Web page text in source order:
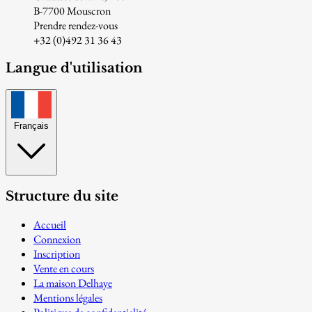
B-7700 Mouscron
Prendre rendez-vous
+32 (0)492 31 36 43
Langue d'utilisation
Français
Structure du site
Accueil
Connexion
Inscription
Vente en cours
La maison Delhaye
Mentions légales